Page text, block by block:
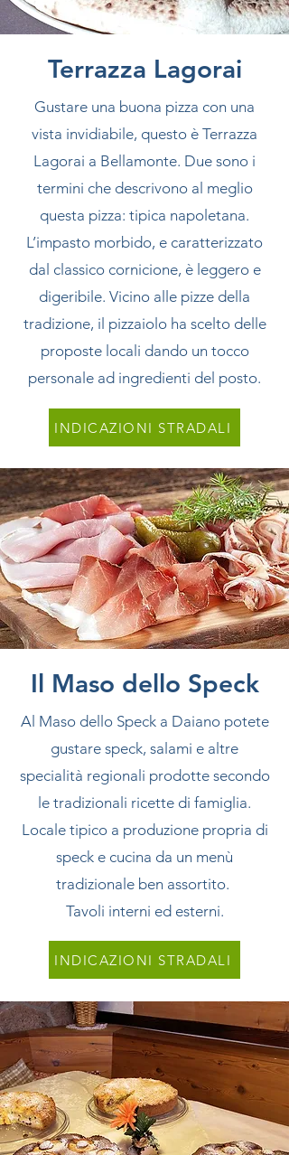
Terrazza Lagorai
Gustare una buona pizza con una
vista invidiabile, questo è Terrazza
Lagorai a Bellamonte. Due sono i
termini che descrivono al meglio
questa pizza: tipica napoletana.
L’impasto morbido, e caratterizzato
dal classico cornicione, è leggero e
digeribile. Vicino alle pizze della
tradizione, il pizzaiolo ha scelto delle
proposte locali dando un tocco
personale ad ingredienti del posto.
INDICAZIONI STRADALI
Il Maso dello Speck
Al Maso dello Speck a Daiano potete
gustare speck, salami e altre
specialità regionali prodotte secondo
le tradizionali ricette di famiglia.
Locale tipico a produzione propria di
speck e cucina da un menù
tradizionale ben assortito.
Tavoli interni ed esterni.
INDICAZIONI STRADALI